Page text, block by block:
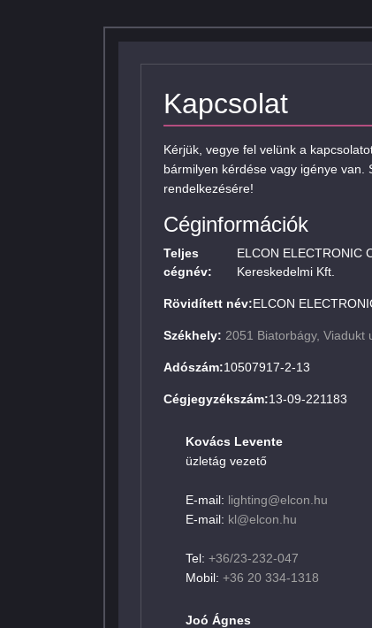
Kapcsolat
Kérjük, vegye fel velünk a
bármilyen kérdése vagy igénye van.
rendelkezésére!
Céginformációk
Teljes
cégnév:
ELCON ELECTRONIC
Kereskedelmi Kft.
Rövidített név:ELCON
Székhely: 2051 Biatorbágy, Viadukt
Adószám:10507917-2-13
Cégjegyzékszám:13-09-221183
Kovács Levente
üzletág vezető
E-mail: lighting@elcon.hu
E-mail: kl@elcon.hu
Tel: +36/23-232-047
Mobil: +36 20 334-1318
Joó Ágnes